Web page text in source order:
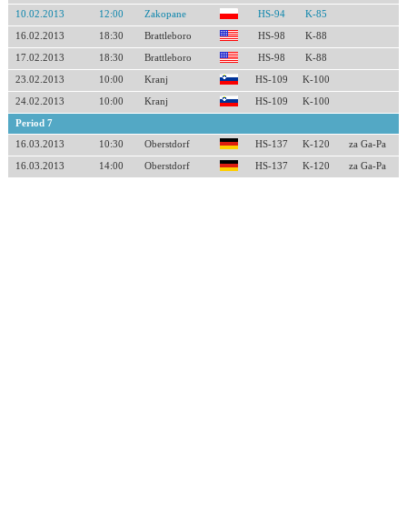
10.02.2013 12:00 Zakopane HS-94 K-85
16.02.2013 18:30 Brattleboro HS-98 K-88
17.02.2013 18:30 Brattleboro HS-98 K-88
23.02.2013 10:00 Kranj HS-109 K-100
24.02.2013 10:00 Kranj HS-109 K-100
Period 7
16.03.2013 10:30 Oberstdorf HS-137 K-120 za Ga-Pa
16.03.2013 14:00 Oberstdorf HS-137 K-120 za Ga-Pa